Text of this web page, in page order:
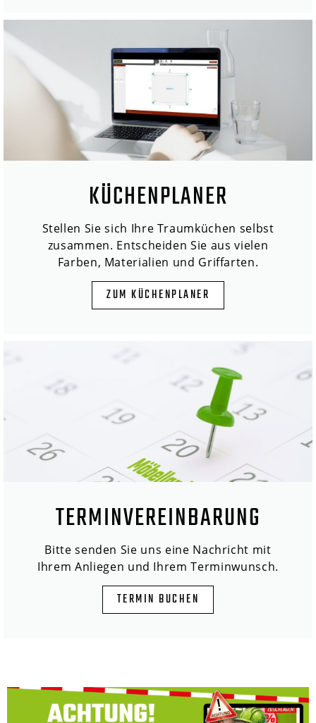
KÜCHENPLANER
Stellen Sie sich Ihre Traumküchen selbst
zusammen. Entscheiden Sie aus vielen
Farben, Materialien und Griffarten.
ZUM KÜCHENPLANER
TERMINVEREINBARUNG
Bitte senden Sie uns eine Nachricht mit
Ihrem Anliegen und Ihrem Terminwunsch.
TERMIN BUCHEN